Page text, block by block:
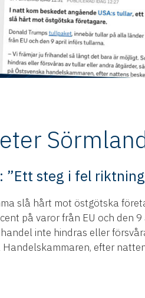
”Ett steg i fel
slå hårt mot östgötska
på varor från EU och den
inte hindras eller
efter